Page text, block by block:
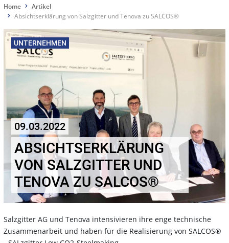
Home
Artikel
Absichtserklärung von Salzgitter und Tenova zu SALCOS®
UNTERNEHMEN
09.03.2022
ABSICHTSERKLÄRUNG
VON SALZGITTER UND
TENOVA ZU SALCOS®
Salzgitter AG und Tenova intensivieren ihre enge technische
Zusammenarbeit und haben für die Realisierung von SALCOS®